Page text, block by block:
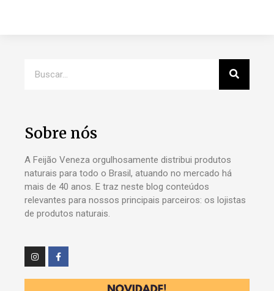
Sobre nós
A Feijão Veneza orgulhosamente distribui produtos
naturais para todo o Brasil, atuando no mercado há
mais de 40 anos. E traz neste blog conteúdos
relevantes para nossos principais parceiros: os lojistas
de produtos naturais.